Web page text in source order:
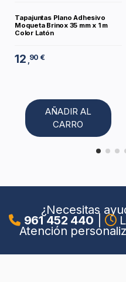
Tapajuntas Plano Adhesivo
Moqueta Brinox 35 mm x 1 m
Color Latón
12 ,90 €
AÑADIR AL
CARRO
¿Necesitas
961 452 440
Atención